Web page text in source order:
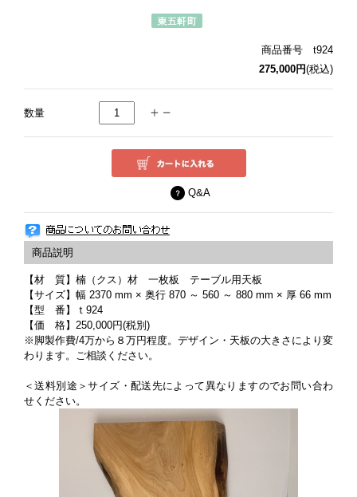
商品番号 t924
275,000円(税込)
数量
Q&A
【材 質】楠（クス）材 一枚板 テーブル用天板
【サイズ】幅 2370 mm × 奥行 870 ～ 560 ～ 880 mm × 厚 66 mm
【型 番】ｔ924
【価 格】250,000円(税別)
※脚製作費/4万から８万円程度。デザイン・天板の大きさにより変
わります。ご相談ください。
＜送料別途＞サイズ・配送先によって異なりますのでお問い合わ
せください。